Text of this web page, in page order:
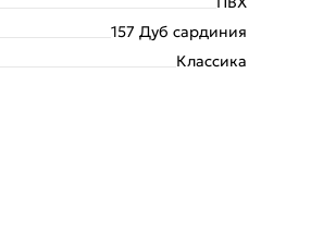
157 Дуб сардиния
Классика